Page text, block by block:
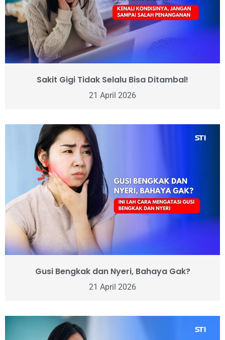
Sakit Gigi Tidak Selalu Bisa Ditambal!
21 April 2026
Gusi Bengkak dan Nyeri, Bahaya Gak?
21 April 2026